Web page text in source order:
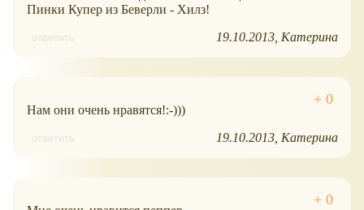
Пинки Купер из Беверли - Хилз!
ответить 19.10.2013 Катерина
Нам они очень нравятся!:-)))
ответить 19.10.2013 Катерина